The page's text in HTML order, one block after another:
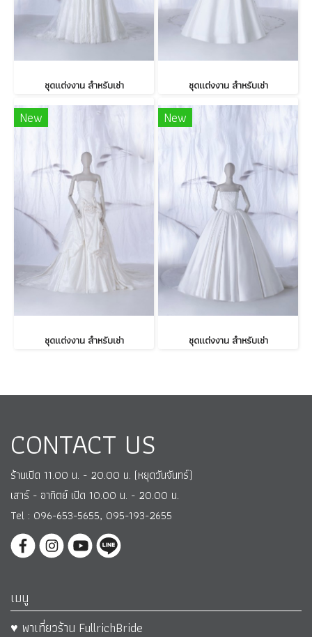
ชุดแต่งงาน สำหรับเช่า ชุดแต่งงาน สำหรับเช่า
New
ชุดแต่งงาน สำหรับเช่า
New
ชุดแต่งงาน สำหรับเช่า
CONTACT US
ร้านเปิด 11.00 น. - 20.00 น. (หยุดวันจันทร์)
เสาร์ - อาทิตย์ เปิด 10.00 น. - 20.00 น.
Tel : 096-653-5655, 095-193-2655
เมนู
♥ พาเที่ยวร้าน FullrichBride